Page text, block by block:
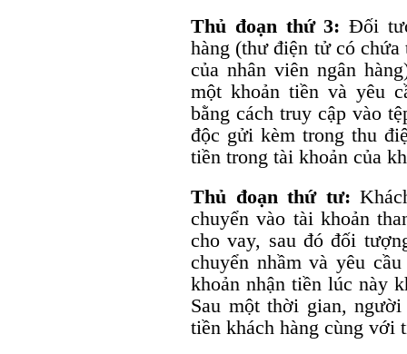
Thủ đoạn thứ 3:Đối
hàng (thư điện tử có
của nhân viên ngân
một khoản tiền và yêu
bằng cách truy cập vào
độc gửi kèm trong thu
tiền trong tài khoản của
Thủ đoạn thứ tư:
chuyển vào tài khoản
cho vay, sau đó đối
chuyển nhầm và yêu
khoản nhận tiền lúc này
Sau một thời gian,
tiền khách hàng cùng với